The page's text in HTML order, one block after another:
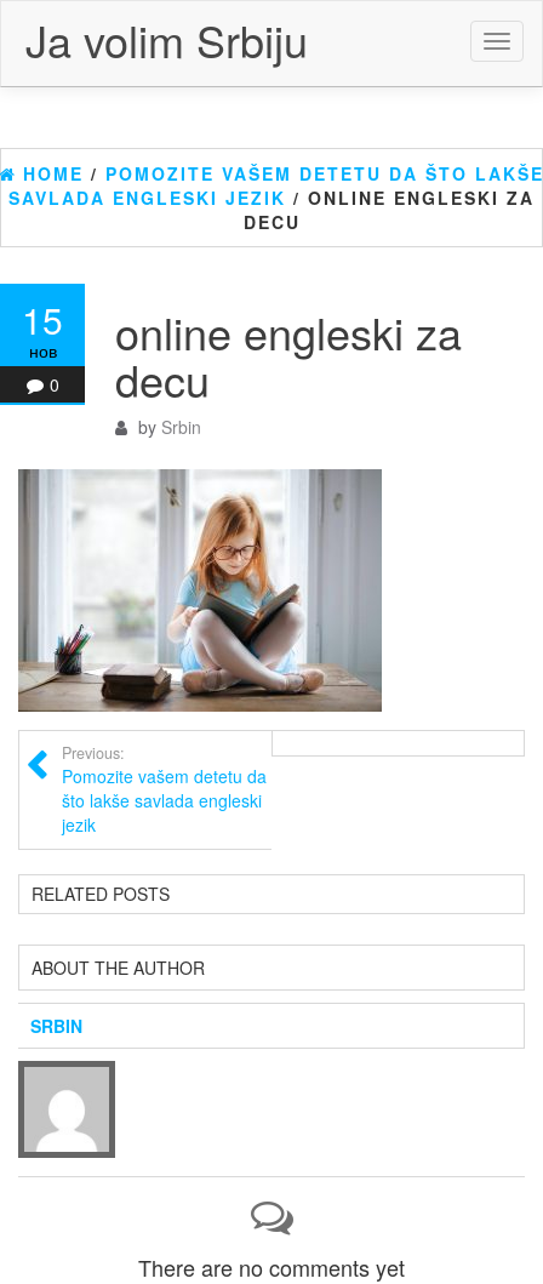
content
Ja volim Srbiju
HOME / POMOZITE VAŠEM DETETU DA ŠTO LAKŠE
SAVLADA ENGLESKI JEZIK / ONLINE ENGLESKI ZA
DECU
15
нов
0
online engleski za
decu
by Srbin
Previous:
Pomozite vašem detetu da
što lakše savlada engleski
jezik
RELATED POSTS
ABOUT THE AUTHOR
SRBIN
There are no comments yet